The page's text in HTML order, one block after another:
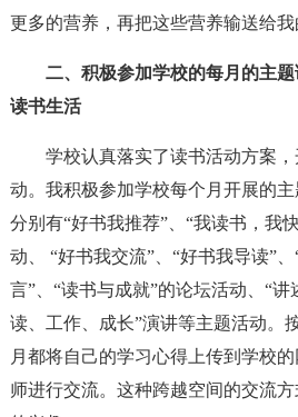
更多的营养，再把这些营养输送给我
二、积极参加学校的每月的主
读书生活
学校认真落实了读书活动方案
动。我积极参加学校每个月开展的
分别有“好书我推荐”、“我读书，我
动、 “好书我交流”、“好书我导读”
言”、“读书与成就”的论坛活动、“讲
读、工作、成长”演讲等主题活动。
月都将自己的学习心得上传到学校
师进行交流。这种跨越空间的交流